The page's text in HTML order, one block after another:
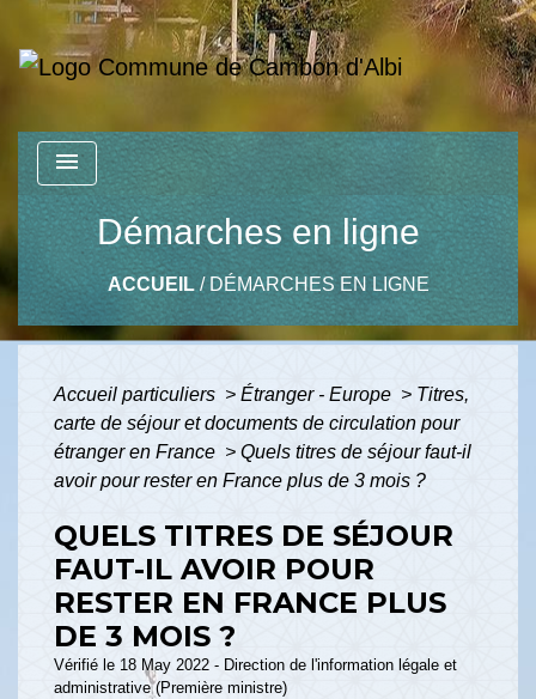
menu
Démarches en ligne
ACCUEIL/ DÉMARCHES EN LIGNE
Accueil particuliers > Étranger - Europe > Titres,
carte de séjour et documents de circulation pour
étranger en France > Quels titres de séjour faut-il
avoir pour rester en France plus de 3 mois ?
QUELS TITRES DE SÉJOUR
FAUT-IL AVOIR POUR
RESTER EN FRANCE PLUS
DE 3 MOIS ?
Vérifié le 18 May 2022 - Direction de l'information légale et
administrative (Première ministre)